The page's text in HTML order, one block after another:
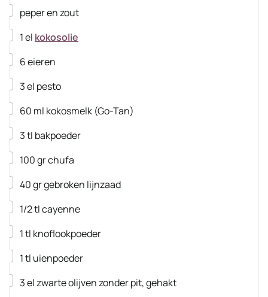
▢
peper en zout
▢
1el kokosolie
▢
6eieren
▢
3el pesto
▢
60 ml kokosmelk (Go-Tan)
▢
3tl bakpoeder
▢
100grchufa
▢
40grgebroken lijnzaad
▢
1/2tlcayenne
▢
1tl knoflookpoeder
▢
1tl uienpoeder
▢
3elzwarte olijvenzonder pit, gehakt